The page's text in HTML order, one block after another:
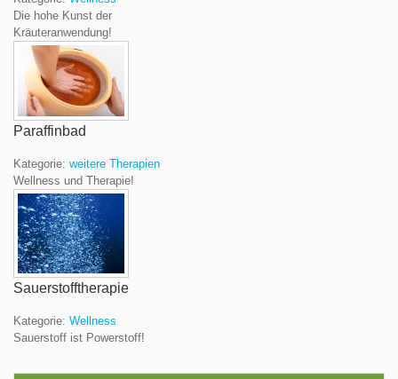
Die hohe Kunst der
Kräuteranwendung!
Paraffinbad
Kategorie: weitere Therapien
Wellness und Therapie!
Sauerstofftherapie
Kategorie: Wellness
Sauerstoff ist Powerstoff!